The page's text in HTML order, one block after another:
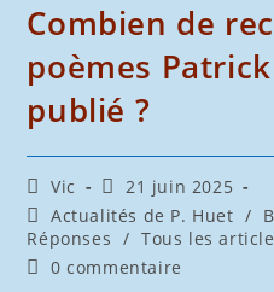
Combien de
poèmes
publié ?
Auteur/autrice
de
la
publication :
Vic
Publication
publiée :
21 juin 2025
Post
category:
Actualités de P. Huet /
Réponses / Tous les
Commentaires
0 commentaire